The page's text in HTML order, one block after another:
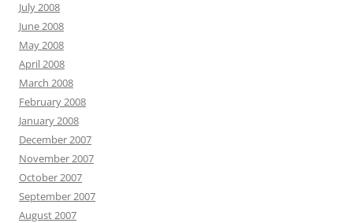
July 2008
June 2008
May 2008
April 2008
March 2008
February 2008
January 2008
December 2007
November 2007
October 2007
September 2007
August 2007